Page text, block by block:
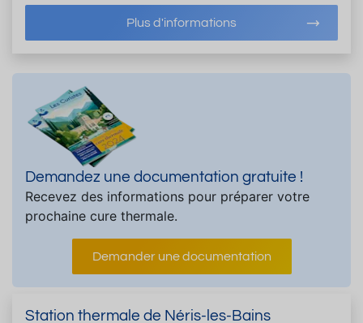
Plus d'informations
Demandez une documentation gratuite !
Recevez des informations pour préparer votre
prochaine cure thermale.
Demander une documentation
Station thermale de Néris-les-Bains